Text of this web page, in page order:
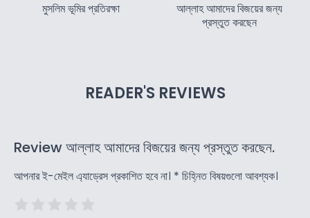
মুসলিম ভূমির প্রতিরক্ষা
আল্লাহ আমাদের বিজয়ের জন্য
প্রস্তুত করছেন
READER'S REVIEWS
Review আল্লাহ আমাদের বিজয়ের জন্য প্রস্তুত করছেন.
আপনার ই-মেইল এ্যাড্রেস প্রকাশিত হবে না। * চিহ্নিত বিষয়গুলো আবশ্যক।